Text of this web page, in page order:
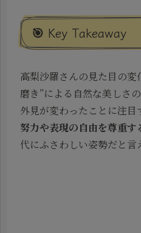
🎯 Key Takeaway
高梨沙羅さんの見た目の
磨き”による自然な美しさ
外見が変わったことに注目
努力や表現の自由を尊重す
代にふさわしい姿勢だと言